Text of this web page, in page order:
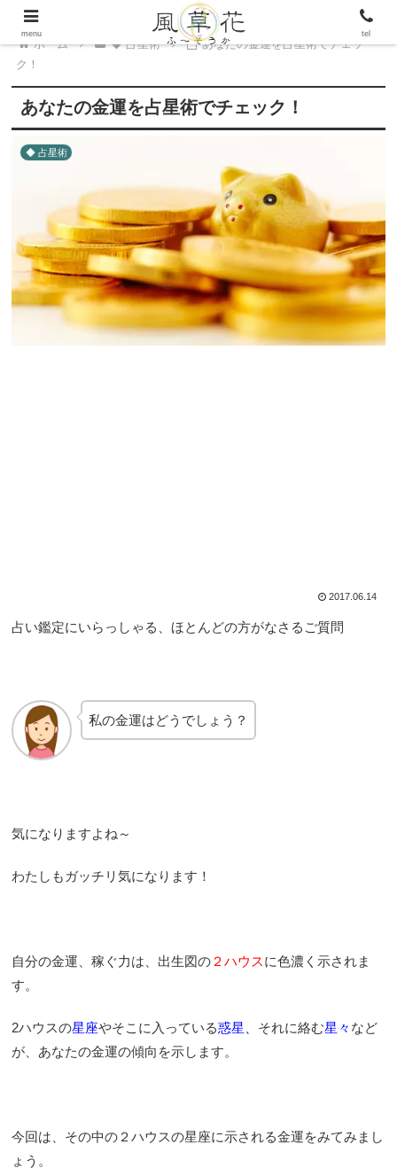
ホーム ◆ 占星術
あなたの金運を占星術でチェッ
ク！
あなたの金運を占星術でチェック！
◆ 占星術
2017.06.14
占い鑑定にいらっしゃる、ほとんどの方がなさるご質問
私の金運はどうでしょう？
気になりますよね～
わたしもガッチリ気になります！
自分の金運、稼ぐ力は、出生図の ２ハウスに色濃く示されま
す。
2ハウスの星座やそこに入っている惑星、 それに絡む星々 など
が、あなたの金運の傾向を示します。
今回は、その中の２ハウスの星座に示される金運をみてみまし
ょう。
menu tel